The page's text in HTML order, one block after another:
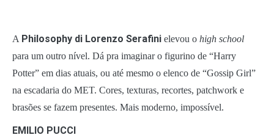
A Philosophy di Lorenzo Serafini elevou o high school
para um outro nível. Dá pra imaginar o figurino de “Harry
Potter” em dias atuais, ou até mesmo o elenco de “Gossip Girl”
na escadaria do MET. Cores, texturas, recortes, patchwork e
brasões se fazem presentes. Mais moderno, impossível.
EMILIO PUCCI